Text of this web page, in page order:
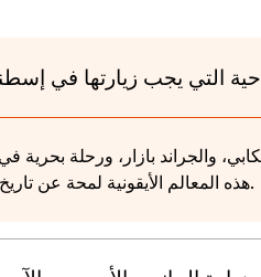
التي يجب زيارتها في
والجراند بازار، ورحلة
هذه المعالم الأيقونية لمحة عن تاريخ المدينة الغني وثقافتها.